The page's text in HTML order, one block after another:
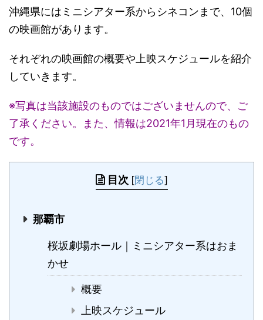
沖縄県にはミニシアター系からシネコンまで、 10個
の映画館があります。
それぞれの映画館の概要や上映スケジュールを紹介
していきます。
※写真は当該施設のものではございませんので、ご
了承ください。
また、情報は2021年1月現在のもの
です。
目次 [閉じる]
那覇市
桜坂劇場ホール｜ミニシアター系はおま
かせ
概要
上映スケジュール